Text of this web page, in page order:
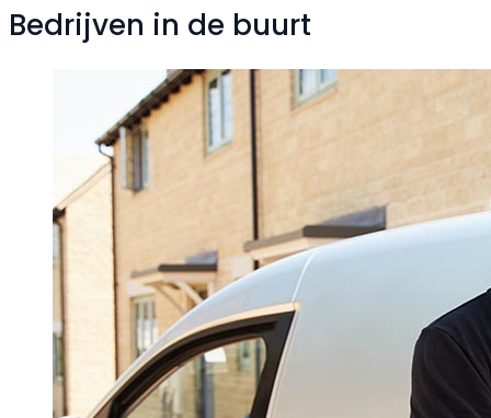
Bedrijven in de buurt